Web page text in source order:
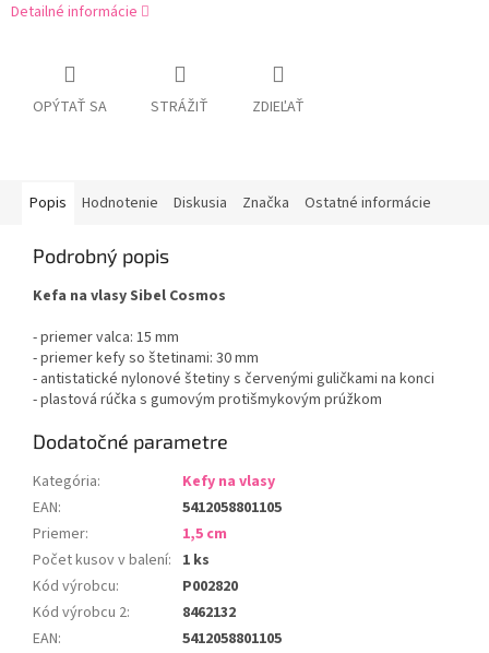
Detailné informácie
OPÝTAŤ SA STRÁŽIŤ ZDIEĽAŤ
Popis Hodnotenie Diskusia Značka Ostatné informácie
Podrobný popis
Kefa na vlasy Sibel Cosmos
- priemer valca: 15 mm
- priemer kefy so štetinami: 30 mm
- antistatické nylonové štetiny s červenými guličkami na konci
- plastová rúčka s gumovým protišmykovým prúžkom
Dodatočné parametre
Kategória:
Kefy na vlasy
EAN:
5412058801105
Priemer:
1,5 cm
Počet kusov v balení: 1 ks
Kód výrobcu:
P002820
Kód výrobcu 2:
8462132
EAN:
5412058801105